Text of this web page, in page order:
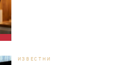
ИЗВЕСТНИ